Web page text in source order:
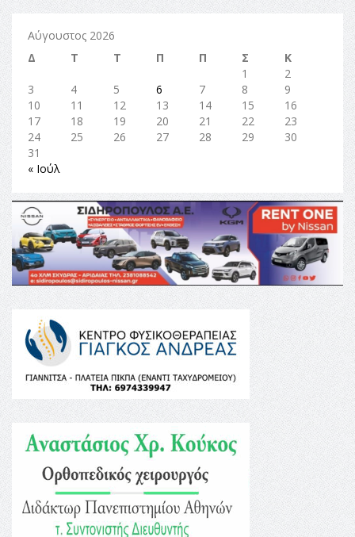
Αύγουστος 2026
Δ
Τ Τ Π Π Σ
Κ
1
2
3
4 5 6 7 8
9
10
11 12 13 14 15
16
17
18 19 20 21 22
23
24
25 26 27 28 29
30
31
« Ιούλ